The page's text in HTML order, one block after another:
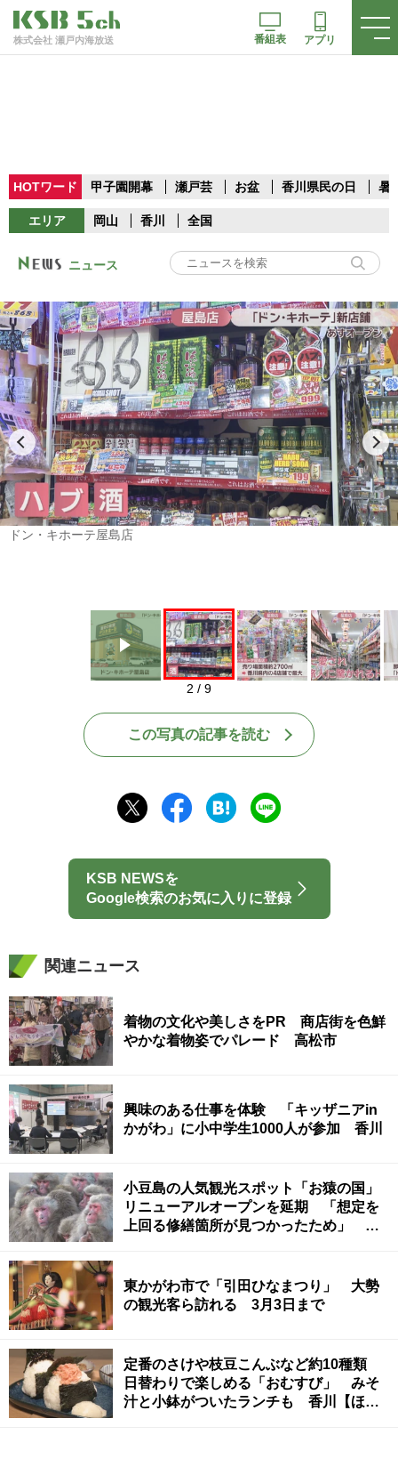
株式会社 瀬戸内海放送 番組表 アプリ
HOTワード 甲子園開幕 瀬戸芸 お盆 香川県民の日 暑
エリア 岡山 香川 全国
ニュース
Play
ドン・キホーテ屋島店
2 / 9
この写真の記事を読む
KSB NEWSを
Google検索のお気に入りに登録
関連ニュース
着物の文化や美しさをPR 商店街を色鮮
やかな着物姿でパレード 高松市
興味のある仕事を体験 「キッザニアin
かがわ」に小中学生1000人が参加 香川
小豆島の人気観光スポット「お猿の国」
リニューアルオープンを延期 「想定を
上回る修繕箇所が見つかったため」 香
東かがわ市で「引田ひなまつり」 大勢
の観光客ら訪れる 3月3日まで
定番のさけや枝豆こんぶなど約10種類
日替わりで楽しめる「おむすび」 みそ
汁と小鉢がついたランチも 香川【ほっ